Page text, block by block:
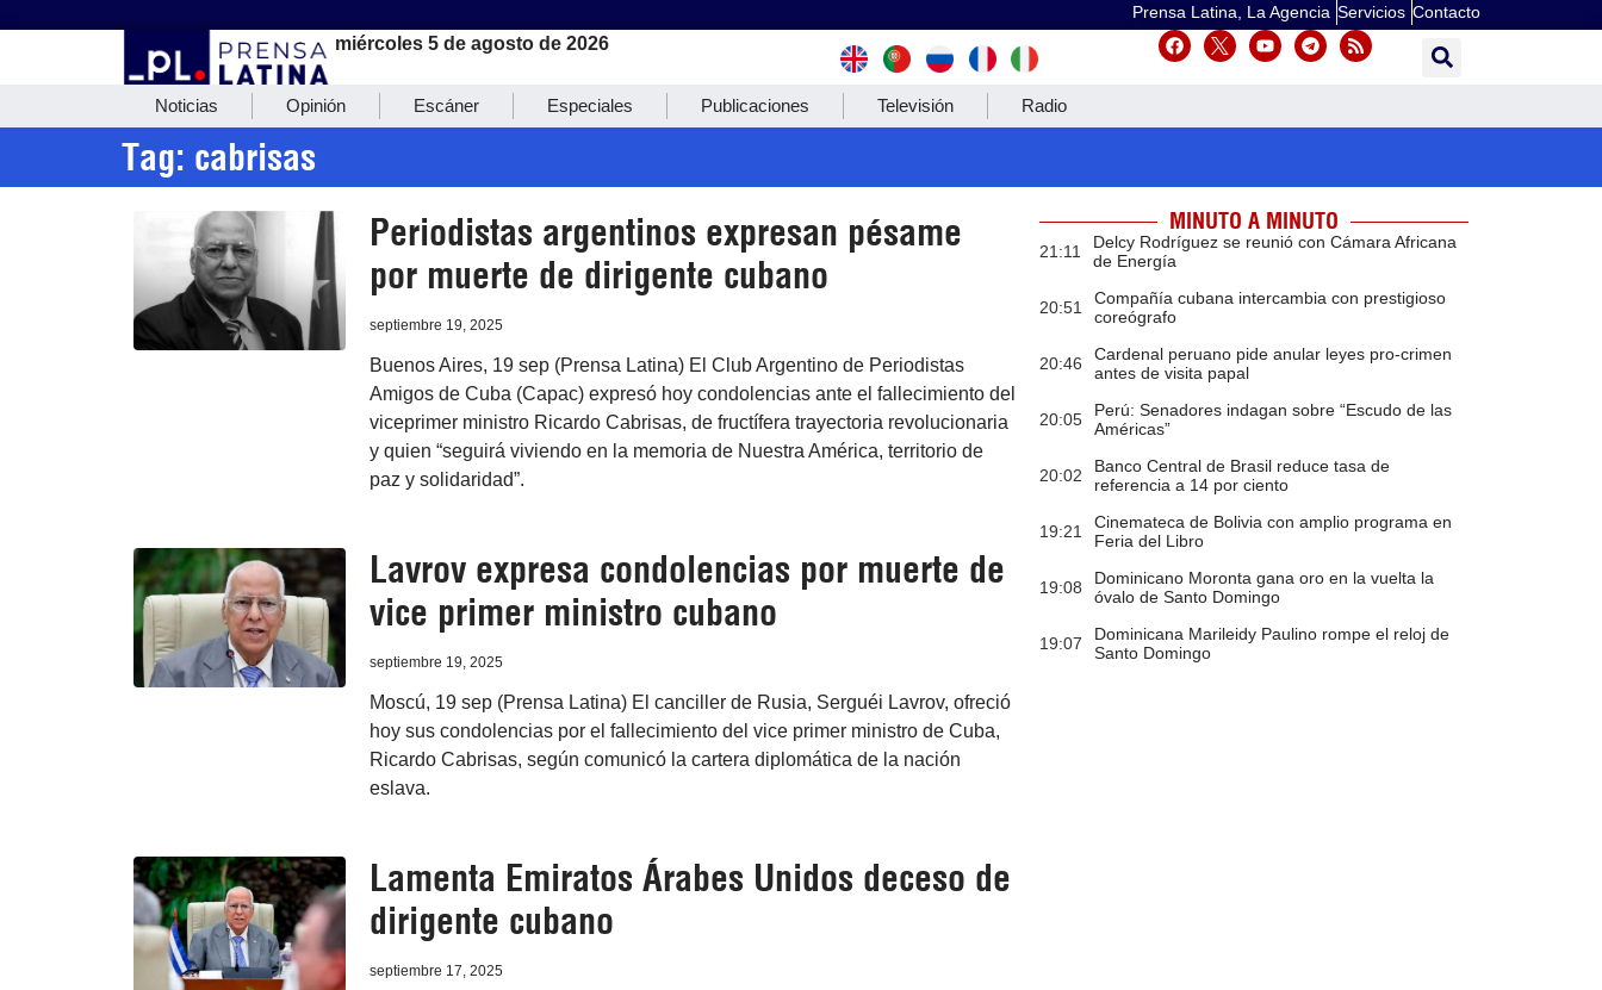
Prensa Latina, La Agencia Servicios Contacto
miércoles 5 de agosto de 2026
Noticias Opinión Escáner Especiales Publicaciones Televisión Radio
Tag: cabrisas
Periodistas argentinos expresan pésame
por muerte de dirigente cubano
septiembre 19, 2025
Buenos Aires, 19 sep (Prensa Latina) El Club Argentino de Periodistas
Amigos de Cuba (Capac) expresó hoy condolencias ante el fallecimiento del
viceprimer ministro Ricardo Cabrisas, de fructífera trayectoria revolucionaria
y quien “seguirá viviendo en la memoria de Nuestra América, territorio de
paz y solidaridad”.
Lavrov expresa condolencias por muerte de
vice primer ministro cubano
septiembre 19, 2025
Moscú, 19 sep (Prensa Latina) El canciller de Rusia, Serguéi Lavrov, ofreció
hoy sus condolencias por el fallecimiento del vice primer ministro de Cuba,
Ricardo Cabrisas, según comunicó la cartera diplomática de la nación
eslava.
Lamenta Emiratos Árabes Unidos deceso de
dirigente cubano
septiembre 17, 2025
MINUTO A MINUTO
21:11
Delcy Rodríguez se reunió con Cámara Africana
de Energía
20:51
Compañía cubana intercambia con prestigioso
coreógrafo
20:46
Cardenal peruano pide anular leyes pro-crimen
antes de visita papal
20:05
Perú: Senadores indagan sobre “Escudo de las
Américas”
20:02
Banco Central de Brasil reduce tasa de
referencia a 14 por ciento
19:21
Cinemateca de Bolivia con amplio programa en
Feria del Libro
19:08
Dominicano Moronta gana oro en la vuelta la
óvalo de Santo Domingo
19:07
Dominicana Marileidy Paulino rompe el reloj de
Santo Domingo